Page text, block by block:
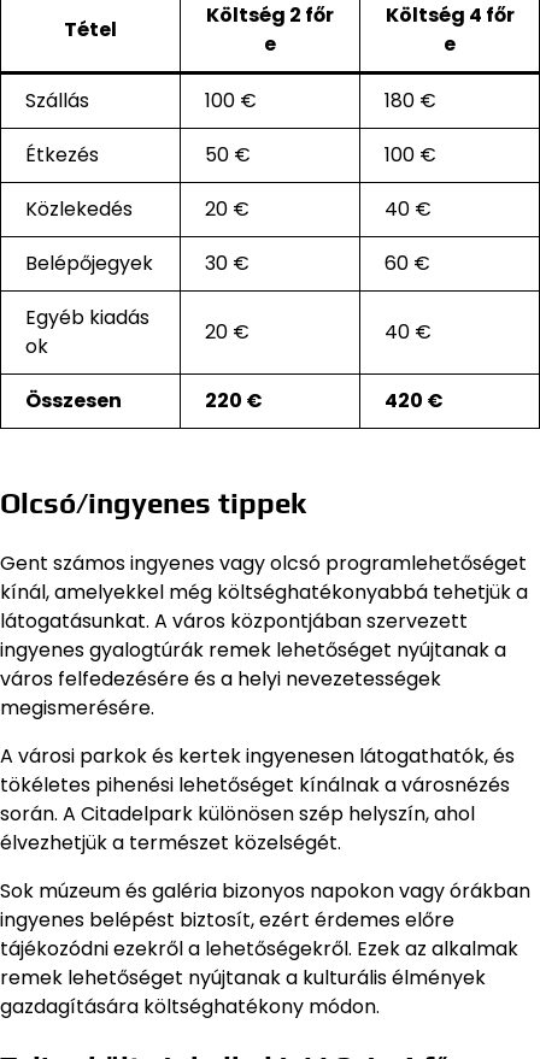
Tétel
Költség 2 főr
e
Költség 4 főr
e
Szállás 100 €
180 €
Étkezés
50 €
100 €
Közlekedés
20 €
40 €
Belépőjegyek
30 €
60 €
Egyéb kiadás
ok
20 € 40 €
Összesen 220 € 420 €
Olcsó/ingyenes tippek
Gent számos ingyenes vagy olcsó programlehetőséget
kínál, amelyekkel még költséghatékonyabbá tehetjük a
látogatásunkat. A város központjában szervezett
ingyenes gyalogtúrák remek lehetőséget nyújtanak a
város felfedezésére és a helyi nevezetességek
megismerésére.
A városi parkok és kertek ingyenesen látogathatók, és
tökéletes pihenési lehetőséget kínálnak a városnézés
során. A Citadelpark különösen szép helyszín, ahol
élvezhetjük a természet közelségét.
Sok múzeum és galéria bizonyos napokon vagy órákban
ingyenes belépést biztosít, ezért érdemes előre
tájékozódni ezekről a lehetőségekről. Ezek az alkalmak
remek lehetőséget nyújtanak a kulturális élmények
gazdagítására költséghatékony módon.